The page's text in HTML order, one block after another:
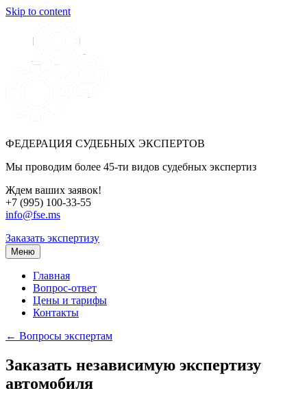
Skip to content
ФЕДЕРАЦИЯ СУДЕБНЫХ ЭКСПЕРТОВ
Мы проводим более 45-ти видов судебных экспертиз
Ждем ваших заявок!
+7 (995) 100-33-55
info@fse.ms
Заказать экспертизу
Меню
Главная
Вопрос-ответ
Цены и тарифы
Контакты
← Вопросы экспертам
Заказать независимую экспертизу
автомобиля